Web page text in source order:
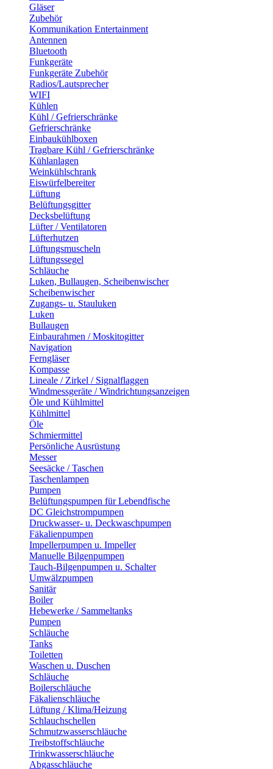
Gläser
Zubehör
Kommunikation Entertainment
Antennen
Bluetooth
Funkgeräte
Funkgeräte Zubehör
Radios/Lautsprecher
WIFI
Kühlen
Kühl / Gefrierschränke
Gefrierschränke
Einbaukühlboxen
Tragbare Kühl / Gefrierschränke
Kühlanlagen
Weinkühlschrank
Eiswürfelbereiter
Lüftung
Belüftungsgitter
Decksbelüftung
Lüfter / Ventilatoren
Lüfterhutzen
Lüftungsmuscheln
Lüftungssegel
Schläuche
Luken, Bullaugen, Scheibenwischer
Scheibenwischer
Zugangs- u. Stauluken
Luken
Bullaugen
Einbaurahmen / Moskitogitter
Navigation
Ferngläser
Kompasse
Lineale / Zirkel / Signalflaggen
Windmessgeräte / Windrichtungsanzeigen
Öle und Kühlmittel
Kühlmittel
Öle
Schmiermittel
Persönliche Ausrüstung
Messer
Seesäcke / Taschen
Taschenlampen
Pumpen
Belüftungspumpen für Lebendfische
DC Gleichstrompumpen
Druckwasser- u. Deckwaschpumpen
Fäkalienpumpen
Impellerpumpen u. Impeller
Manuelle Bilgenpumpen
Tauch-Bilgenpumpen u. Schalter
Umwälzpumpen
Sanitär
Boiler
Hebewerke / Sammeltanks
Pumpen
Schläuche
Tanks
Toiletten
Waschen u. Duschen
Schläuche
Boilerschläuche
Fäkalienschläuche
Lüftung / Klima/Heizung
Schlauchschellen
Schmutzwasserschläuche
Treibstoffschläuche
Trinkwasserschläuche
Abgasschläuche